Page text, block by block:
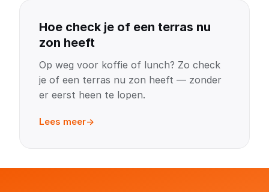
Hoe check je of een terras nu
zon heeft
Op weg voor koffie of lunch? Zo check
je of een terras nu zon heeft — zonder
er eerst heen te lopen.
Lees meer